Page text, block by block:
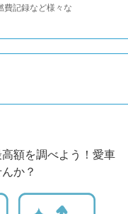
費記録など様々な
額を調べよう！愛車
か？